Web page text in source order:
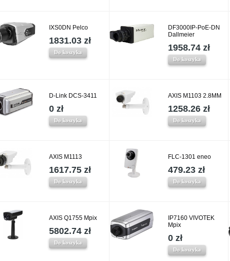
IXS0DN Pelco
1831.03 zł
Do koszyka
DF3000IP-PoE-DN
Dallmeier
1958.74 zł
Do koszyka
D-Link DCS-3411
0 zł
Do koszyka
AXIS M1103 2.8MM
1258.26 zł
Do koszyka
AXIS M1113
1617.75 zł
Do koszyka
FLC-1301 eneo
479.23 zł
Do koszyka
AXIS Q1755 Mpix
5802.74 zł
Do koszyka
IP7160 VIVOTEK
Mpix
0 zł
Do koszyka